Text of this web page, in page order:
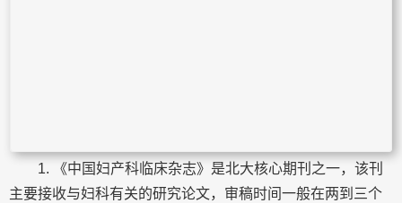
1. 《中国妇产科临床杂志》是北大核心期刊之一，该刊
主要接收与妇科有关的研究论文，审稿时间一般在两到三个